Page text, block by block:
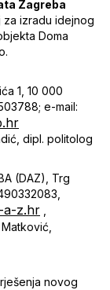
Zagreba
za izradu idejnog
Doma
1, 10 000
e-mail:
dipl. politolog
(DAZ), Trg
a-z.hr
novog